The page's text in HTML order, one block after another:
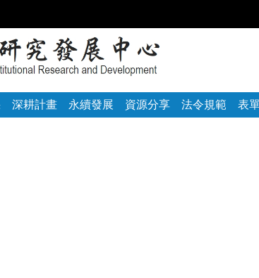
深耕計畫 永續發展 資源分享 法令規範 表